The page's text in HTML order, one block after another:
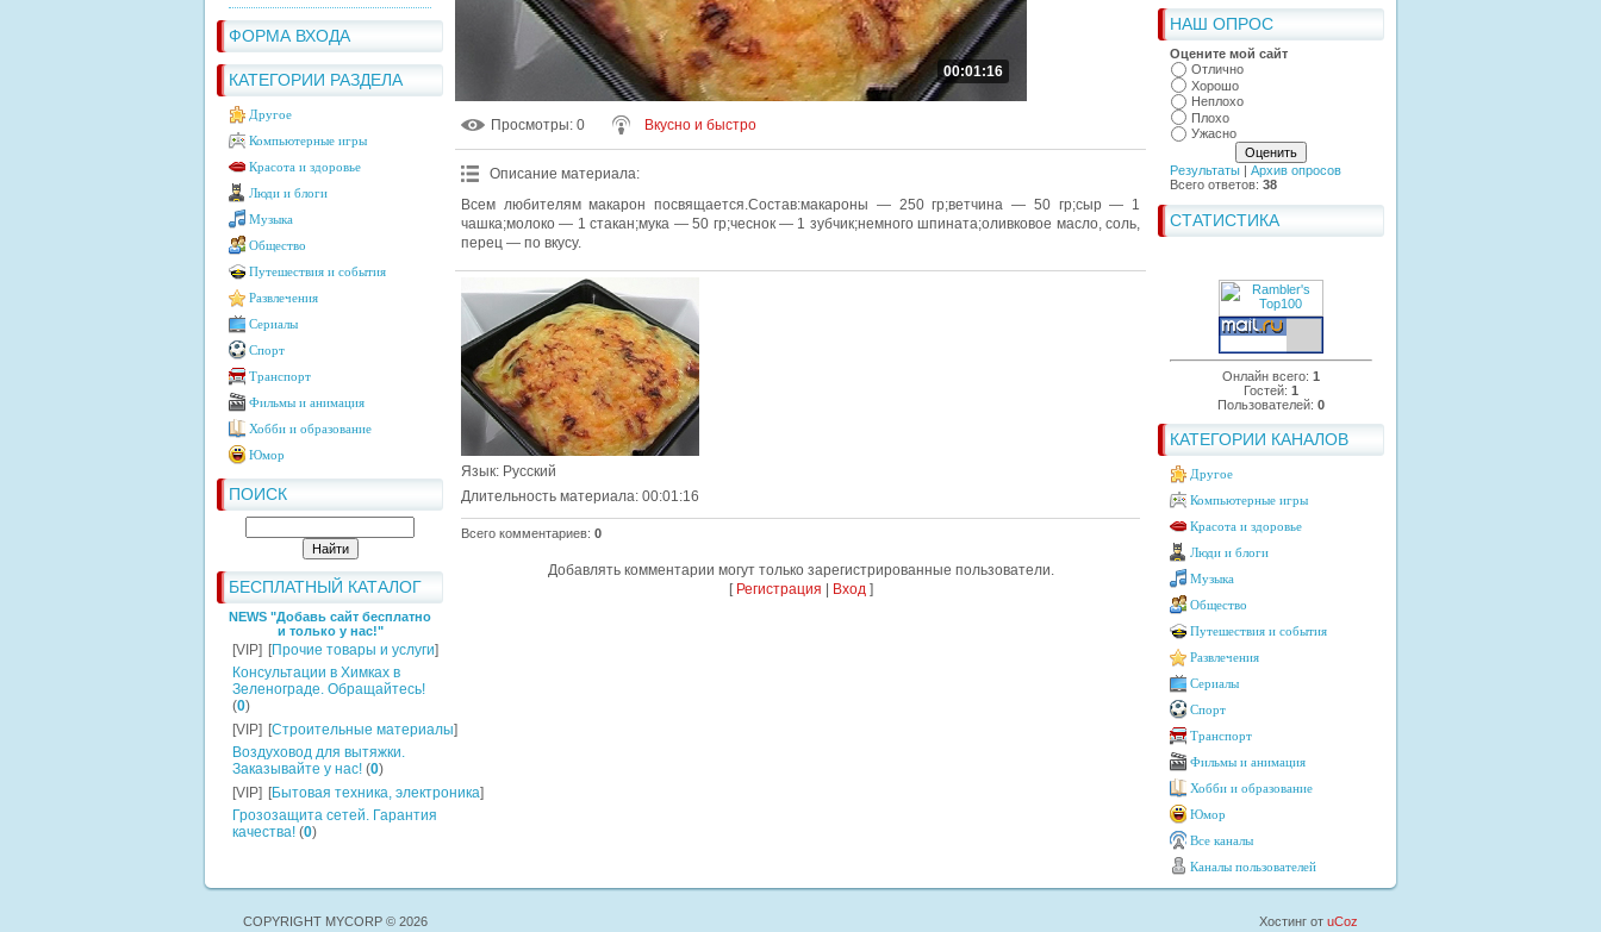
ФОРМА ВХОДА
КАТЕГОРИИ РАЗДЕЛА
Другое
Компьютерные игры
Красота и здоровье
Люди и блоги
Музыка
Общество
Путешествия и события
Развлечения
Сериалы
Спорт
Транспорт
Фильмы и анимация
Хобби и образование
Юмор
ПОИСК
БЕСПЛАТНЫЙ КАТАЛОГ
NEWS "Добавь сайт бесплатно
и только у нас!"
[VIP] [Прочие товары и услуги]
Консультации в Химках в
Зеленограде. Обращайтесь!
(0)
[VIP] [Строительные материалы]
Воздуховод для вытяжки.
Заказывайте у нас! (0)
[VIP] [Бытовая техника, электроника]
Грозозащита сетей. Гарантия
качества! (0)
НАШ ОПРОС
Оцените мой сайт
Отлично
Хорошо
Неплохо
Плохо
Ужасно
Результаты | Архив опросов
Всего ответов: 38
СТАТИСТИКА
Онлайн всего: 1
Гостей: 1
Пользователей: 0
КАТЕГОРИИ КАНАЛОВ
Другое
Компьютерные игры
Красота и здоровье
Люди и блоги
Музыка
Общество
Путешествия и события
Развлечения
Сериалы
Спорт
Транспорт
Фильмы и анимация
Хобби и образование
Юмор
Все каналы
Каналы пользователей
00:01:16
Просмотры: 0 Вкусно и быстро
Описание материала:
Всем любителям макарон посвящается.Состав:макароны — 250 гр;ветчина — 50 гр;сыр — 1
чашка;молоко — 1 стакан;мука — 50 гр;чеснок — 1 зубчик;немного шпината;оливковое масло, соль,
перец — по вкусу.
Язык: Русский
Длительность материала: 00:01:16
Всего комментариев: 0
Добавлять комментарии могут только зарегистрированные пользователи.
[ Регистрация Вход]
COPYRIGHT MYCORP © 2026 Хостинг от uCoz